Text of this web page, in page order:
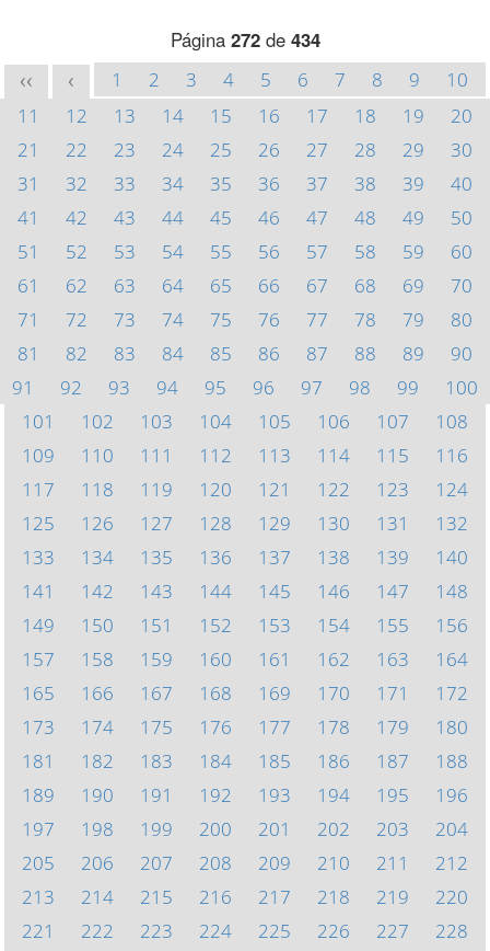
Página 272de 434
<< < 1 2 3 4 5 6 7 8 9
10
11
12 13 14 15 16 17 18 19
20
21
22 23 24 25 26 27 28 29
30
31
32 33 34 35 36 37 38 39
40
41
42 43 44 45 46 47 48 49
50
51
52 53 54 55 56 57 58 59
60
61
62 63 64 65 66 67 68 69
70
71
72 73 74 75 76 77 78 79
80
81
82 83 84 85 86 87 88 89
90
91
92 93 94 95 96 97 98 99
100
101
102 103 104 105 106 107
108
109
110 111 112 113 114 115
116
117
118 119 120 121 122 123
124
125
126 127 128 129 130 131
132
133
134 135 136 137 138 139
140
141
142 143 144 145 146 147
148
149
150 151 152 153 154 155
156
157
158 159 160 161 162 163
164
165
166 167 168 169 170 171
172
173
174 175 176 177 178 179
180
181
182 183 184 185 186 187
188
189
190 191 192 193 194 195
196
197
198 199 200 201 202 203
204
205
206 207 208 209 210 211
212
213
214 215 216 217 218 219
220
221
222 223 224 225 226 227
228